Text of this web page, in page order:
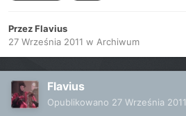
PrzezFlavius
27 Września 2011 w Archiwum
Flavius
Opublikowano 27 Września 2011